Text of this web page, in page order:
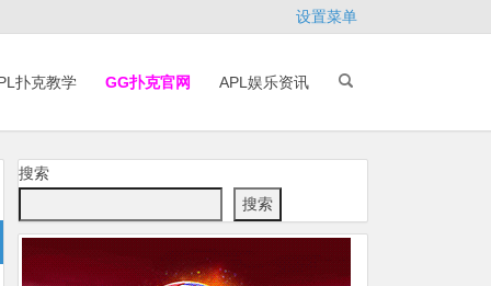
设置菜单
扑克教学 GG扑克官网 APL娱乐资讯
搜索
搜索